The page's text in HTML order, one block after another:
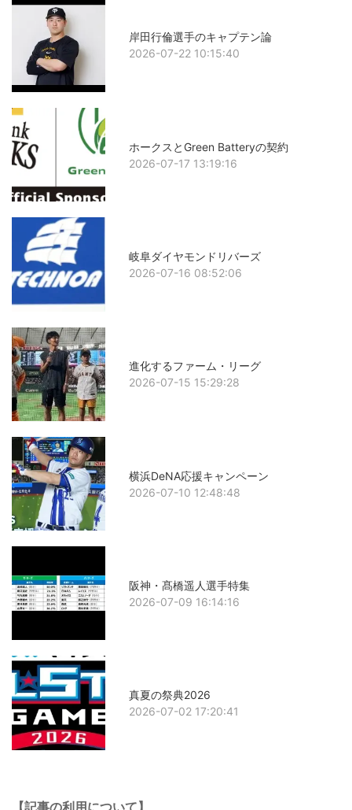
岸田行倫選手のキャプテン論
2026-07-22 10:15:40
ホークスとGreen Batteryの契約
2026-07-17 13:19:16
岐阜ダイヤモンドリバーズ
2026-07-16 08:52:06
進化するファーム・リーグ
2026-07-15 15:29:28
横浜DeNA応援キャンペーン
2026-07-10 12:48:48
阪神・髙橋遥人選手特集
2026-07-09 16:14:16
真夏の祭典2026
2026-07-02 17:20:41
【記事の利用について】